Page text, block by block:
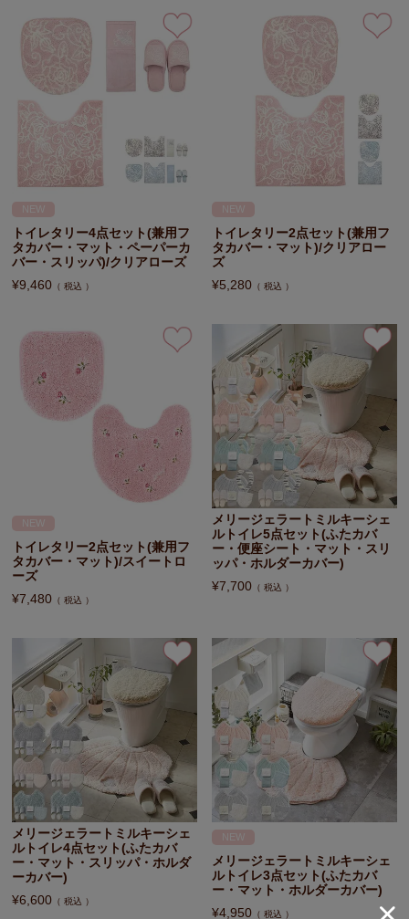
NEW
トイレタリー4点セット(兼用フ
タカバー・マット・ペーパーカ
バー・スリッパ)/クリアローズ
¥9,460 税込
NEW
トイレタリー2点セット(兼用フ
タカバー・マット)/クリアロー
ズ
¥5,280 税込
NEW
トイレタリー2点セット(兼用フ
タカバー・マット)/スイートロ
ーズ
¥7,480 税込
メリージェラートミルキーシェ
ルトイレ5点セット(ふたカバ
ー・便座シート・マット・スリ
ッパ・ホルダーカバー)
¥7,700 税込
メリージェラートミルキーシェ
ルトイレ4点セット(ふたカバ
ー・マット・スリッパ・ホルダ
ーカバー)
¥6,600 税込
NEW
メリージェラートミルキーシェ
ルトイレ3点セット(ふたカバ
ー・マット・ホルダーカバー)
¥4,950 税込